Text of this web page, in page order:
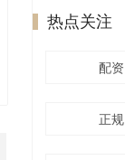
热点关注
配资
正规